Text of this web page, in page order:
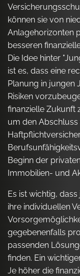
können sie von
Anlagehorizonten
besseren
Die Idee hinter
ist es, dass eine
Planung in jungen
Risiken
finanzielle Zukunft
um den
Beginn der
Immobilien- und
Es ist wichtig,
ihre individuellen
gegebenenfalls
passenden
finden. Ein
Je höher die